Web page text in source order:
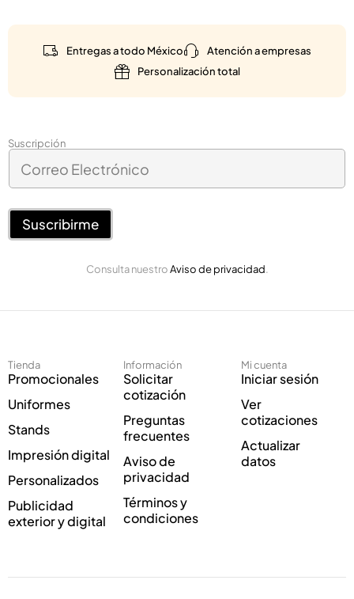
Entregas a todo México
Atención a empresas
Personalización total
Suscripción
*
c
r
c
o
r
e
o
C
r
r
o
c
n
i
c
o
*
Suscribirme
Consulta nuestroAviso de privacidad.
Tienda
Promocionales
Uniformes
Stands
Impresión digital
Personalizados
Publicidad
exterior y digital
Información
Solicitar
cotización
Preguntas
frecuentes
Aviso de
privacidad
Términos y
condiciones
Mi cuenta
Iniciar sesión
Ver
cotizaciones
Actualizar
datos